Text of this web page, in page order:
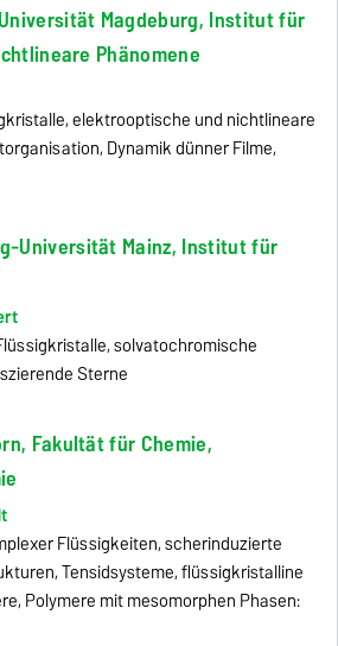
Magdeburg, Institut für
Phänomene
elektrooptische und nichtlineare
Dynamik dünner Filme,
Universität Mainz, Institut für
solvatochromische
Sterne
Fakultät für Chemie,
Flüssigkeiten, scherinduzierte
Tensidsysteme, flüssigkristalline
Polymere mit mesomorphen Phasen: